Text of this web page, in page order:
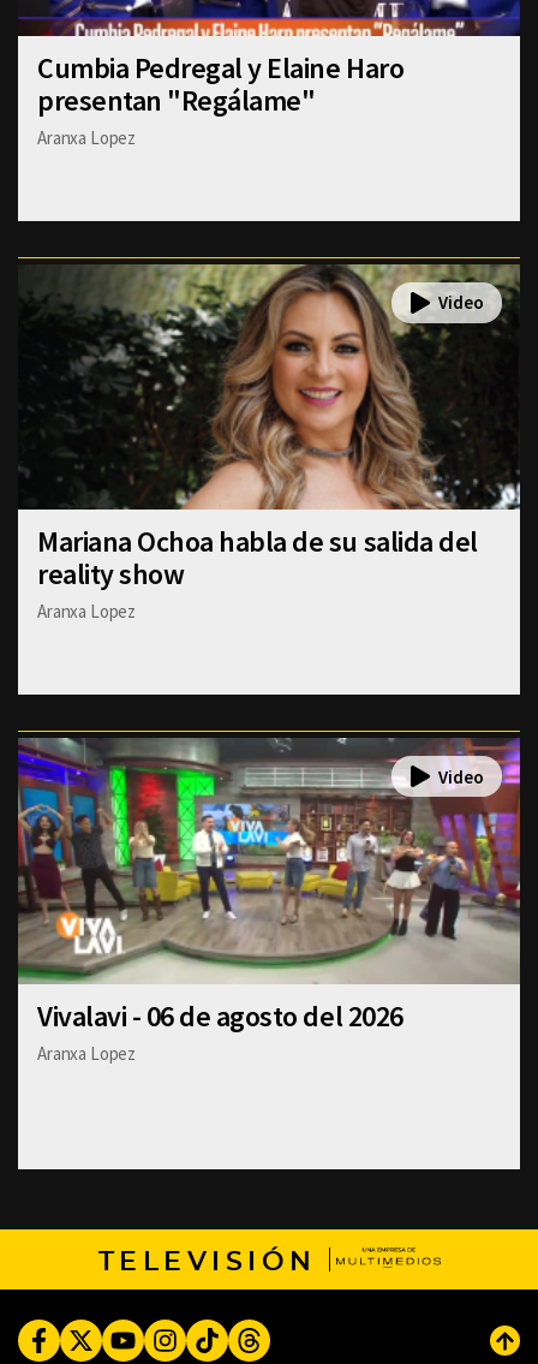
Cumbia Pedregal y Elaine Haro
presentan "Regálame"
Aranxa Lopez
Mariana Ochoa habla de su salida del
reality show
Aranxa Lopez
Vivalavi - 06 de agosto del 2026
Aranxa Lopez
TELEVISIÓN
FacebookTwitterYoutubeInstagram
TikTokThreads